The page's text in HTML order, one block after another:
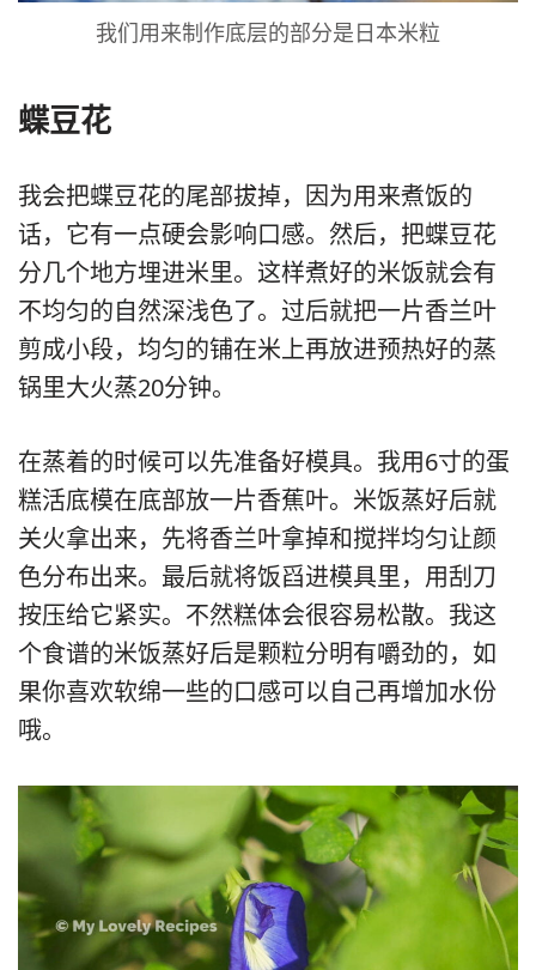
我们用来制作底层的部分是日本米粒
蝶豆花
我会把蝶豆花的尾部拔掉，因为用来煮饭的
话，它有一点硬会影响口感。然后，把蝶豆花
分几个地方埋进米里。这样煮好的米饭就会有
不均匀的自然深浅色了。过后就把一片香兰叶
剪成小段，均匀的铺在米上再放进预热好的蒸
锅里大火蒸20分钟。
在蒸着的时候可以先准备好模具。我用6寸的蛋
糕活底模在底部放一片香蕉叶。米饭蒸好后就
关火拿出来，先将香兰叶拿掉和搅拌均匀让颜
色分布出来。最后就将饭舀进模具里，用刮刀
按压给它紧实。不然糕体会很容易松散。我这
个食谱的米饭蒸好后是颗粒分明有嚼劲的，如
果你喜欢软绵一些的口感可以自己再增加水份
哦。